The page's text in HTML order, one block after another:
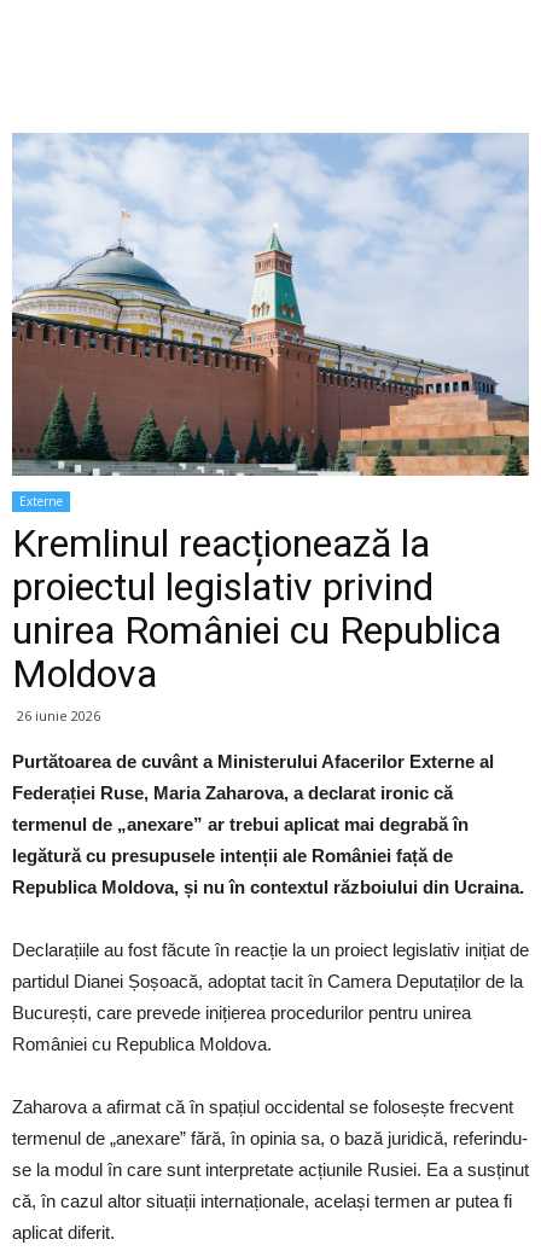
Externe
Kremlinul reacționează la
proiectul legislativ privind
unirea României cu Republica
Moldova
26 iunie 2026
Purtătoarea de cuvânt a Ministerului Afacerilor Externe al
Federației Ruse, Maria Zaharova, a declarat ironic că
termenul de „anexare” ar trebui aplicat mai degrabă în
legătură cu presupusele intenții ale României față de
Republica Moldova, și nu în contextul războiului din Ucraina.
Declarațiile au fost făcute în reacție la un proiect legislativ inițiat de
partidul Dianei Șoșoacă, adoptat tacit în Camera Deputaților de la
București, care prevede inițierea procedurilor pentru unirea
României cu Republica Moldova.
Zaharova a afirmat că în spațiul occidental se folosește frecvent
termenul de „anexare” fără, în opinia sa, o bază juridică, referindu-
se la modul în care sunt interpretate acțiunile Rusiei. Ea a susținut
că, în cazul altor situații internaționale, același termen ar putea fi
aplicat diferit.